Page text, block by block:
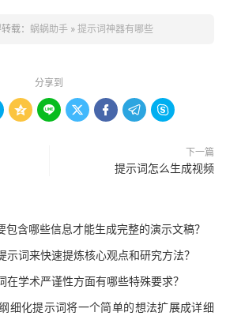
载： 蜗蜗助手 » 提示词神器有哪些
分享到
     
下一篇
提示词怎么生成视频
包含哪些信息才能生成完整的演示文稿？
示词来快速提炼核心观点和研究方法？
在学术严谨性方面有哪些特殊要求？
细化提示词将一个简单的想法扩展成详细